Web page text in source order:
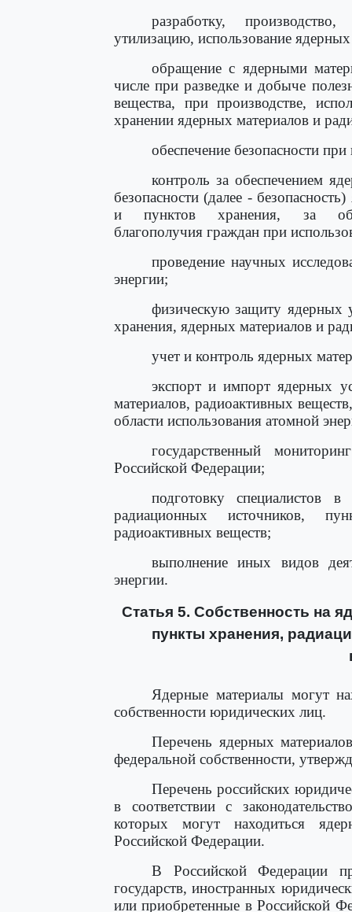
разработку,
утилизацию, использование
обращение с ядерными
числе при разведке и добыче
вещества, при производстве,
хранении ядерных материалов и
обеспечение безопасности
контроль за обеспечением
безопасности (далее -
и пунктов хранения, за
благополучия граждан при
проведение научных
энергии;
физическую защиту ядерных
хранения, ядерных материалов и
учет и контроль ядерных
экспорт и импорт ядерных
материалов, радиоактивных
области использования атомной
государственный
Российской Федерации;
подготовку специалистов
радиационных источников,
радиоактивных веществ;
выполнение иных видов
энергии.
Статья 5. Собственность на
пункты хранения,
Ядерные материалы могут
собственности юридических лиц.
Перечень ядерных
федеральной собственности,
Перечень российских
в соответствии с
которых могут находиться
Российской Федерации.
В Российской Федерации
государств, иностранных
или приобретенные в Российской